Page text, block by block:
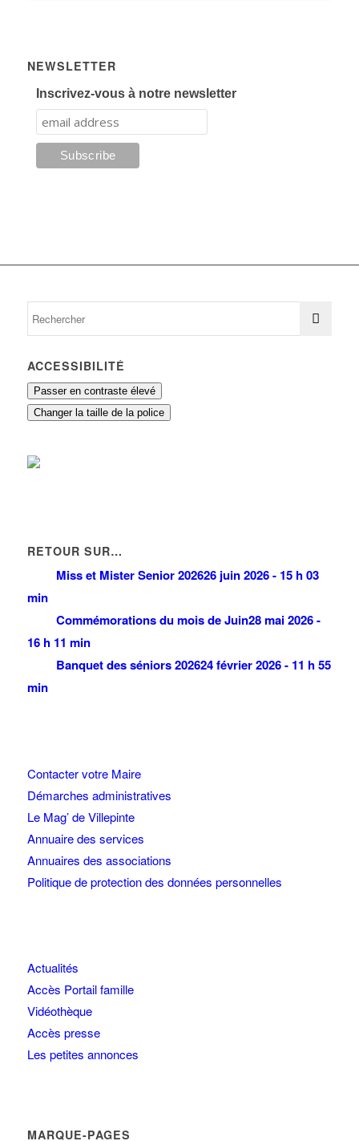
NEWSLETTER
Inscrivez-vous à notre newsletter
ACCESSIBILITÉ
Passer en contraste élevé
Changer la taille de la police
RETOUR SUR…
Miss et Mister Senior 202626 juin 2026 - 15 h 03
min
Commémorations du mois de Juin28 mai 2026 -
16 h 11 min
Banquet des séniors 202624 février 2026 - 11 h 55
min
Contacter votre Maire
Démarches administratives
Le Mag’ de Villepinte
Annuaire des services
Annuaires des associations
Politique de protection des données personnelles
Actualités
Accès Portail famille
Vidéothèque
Accès presse
Les petites annonces
MARQUE-PAGES